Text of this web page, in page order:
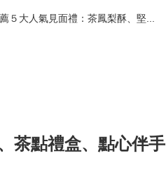
５大人氣見面禮：茶鳳梨酥、堅...
茶點禮盒、點心伴手